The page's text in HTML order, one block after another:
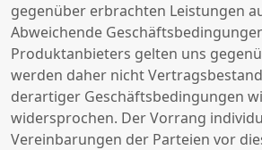
gegenüber erbrachten Leistungen
Abweichende
Produktanbieters gelten uns
werden daher nicht
derartiger Geschäftsbedingungen
widersprochen. Der Vorrang
Vereinbarungen der Parteien vor